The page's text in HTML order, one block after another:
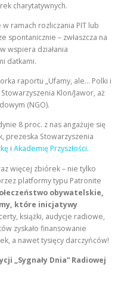
charytatywnych.
ramach rozliczania PIT lub
spontanicznie – zwłaszcza na
wspiera działania
datkami.
raportu „Ufamy, ale… Polki i
Klon/Jawor, aż
(NGO).
8 proc. z nas angażuje się
prezeska Stowarzyszenia
i Akademię Przyszłości.
więcej zbiórek – nie tylko
platformy typu Patronite
obywatelskie,
które inicjatywy
książki, audycje radiowe,
zyskało finansowanie
a nawet tysięcy darczyńców!
„Sygnały Dnia” Radiowej